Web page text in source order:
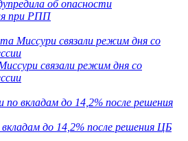
об опасности
при РПП
связали режим дня со
до 14,2% после решения ЦБ